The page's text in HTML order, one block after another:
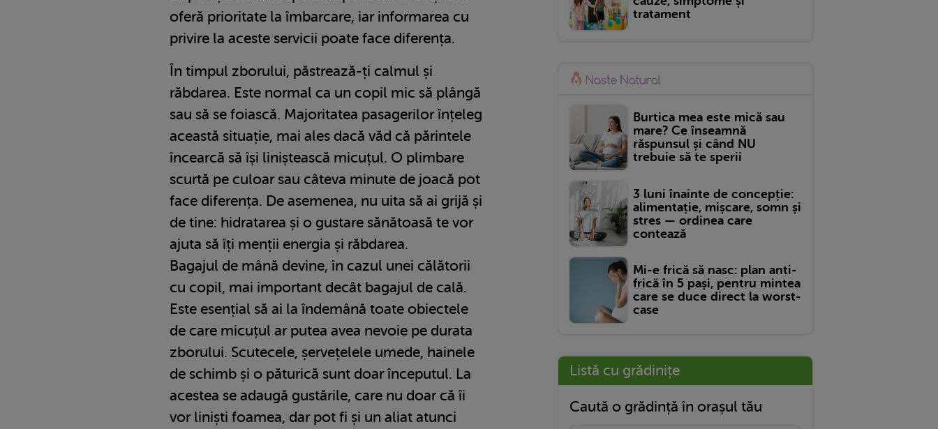
oferă prioritate la îmbarcare, iar informarea cu
privire la aceste servicii poate face diferența.
În timpul zborului, păstrează-ți calmul și
răbdarea. Este normal ca un copil mic să plângă
sau să se foiască. Majoritatea pasagerilor înțeleg
această situație, mai ales dacă văd că părintele
încearcă să își liniștească micuțul. O plimbare
scurtă pe culoar sau câteva minute de joacă pot
face diferența. De asemenea, nu uita să ai grijă și
de tine: hidratarea și o gustare sănătoasă te vor
ajuta să îți menții energia și răbdarea.
Bagajul de mână devine, în cazul unei călătorii
cu copil, mai important decât bagajul de cală.
Este esențial să ai la îndemână toate obiectele
de care micuțul ar putea avea nevoie pe durata
zborului. Scutecele, șervețelele umede, hainele
de schimb și o păturică sunt doar începutul. La
acestea se adaugă gustările, care nu doar că îi
vor liniști foamea, dar pot fi și un aliat atunci
tratament
Burtica mea este mică sau
mare? Ce înseamnă
răspunsul și când NU
trebuie să te sperii
3 luni înainte de concepție:
alimentație, mișcare, somn și
stres — ordinea care
contează
Mi-e frică să nasc: plan anti-
frică în 5 pași, pentru mintea
care se duce direct la worst-
case
Listă cu grădinițe
Caută o grădință în orașul tău